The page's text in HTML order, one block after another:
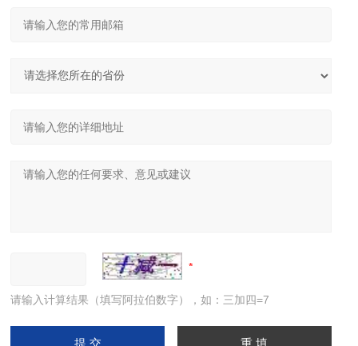
请输入计算结果（填写阿拉伯数字），如：三加四=7